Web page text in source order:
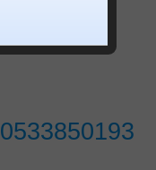
0533850193